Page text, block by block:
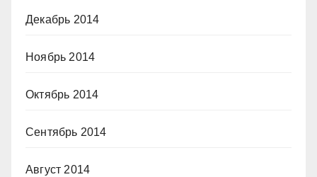
Декабрь 2014
Ноябрь 2014
Октябрь 2014
Сентябрь 2014
Август 2014